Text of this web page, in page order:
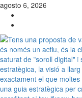
Saltar
contenido
agosto 6, 2026
GOOGLE
en
Anglès,
Francès,
Espanyol
i
Marketing
digital
i
Marketing
online
i